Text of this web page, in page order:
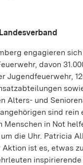
engagieren sich
davon
Jugendfeuerwehr,
Alters- und
sind rein
in Not
die Uhr. Patricia
Aktion ist es, etwas